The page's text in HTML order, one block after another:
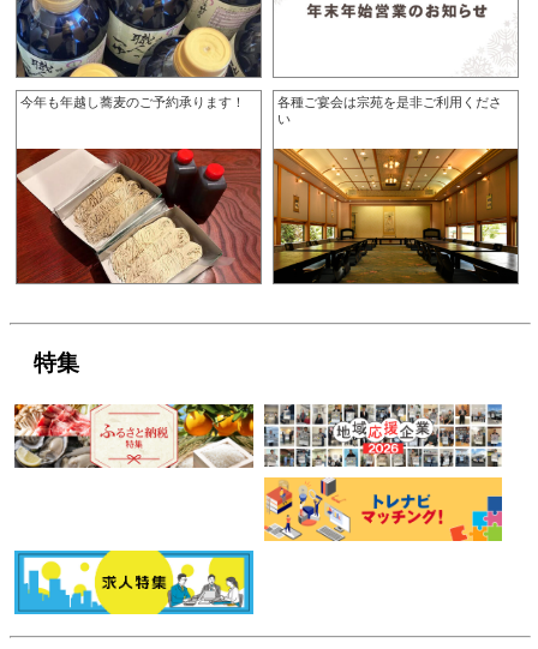
今年も年越し蕎麦のご予約承ります！
各種ご宴会は宗苑を是非ご利用くださ
い
特集